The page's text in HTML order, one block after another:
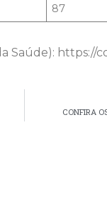
87
Saúde): https://
CONFIRA